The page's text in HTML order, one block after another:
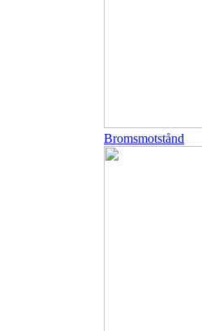
Bromsmotstånd